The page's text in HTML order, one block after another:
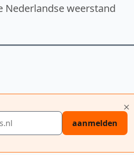
Nederlandse weerstand
aanmelden